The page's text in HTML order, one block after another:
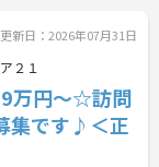
更新日：2026年07月31日
２１
万円～☆訪問
集です♪＜正